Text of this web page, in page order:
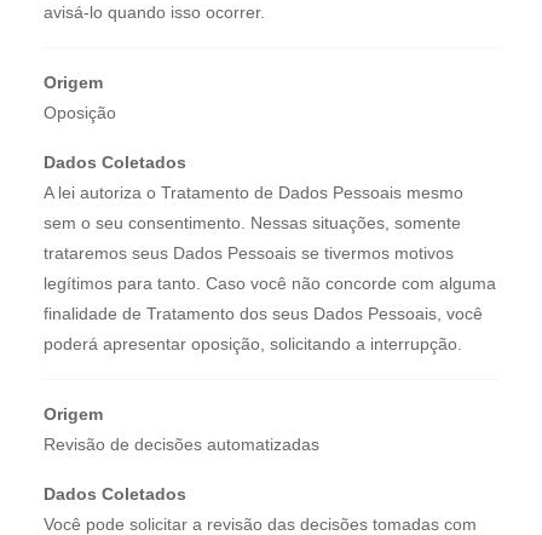
avisá-lo quando isso ocorrer.
Origem
Oposição
Dados Coletados
A lei autoriza o Tratamento de Dados Pessoais mesmo
sem o seu consentimento. Nessas situações, somente
trataremos seus Dados Pessoais se tivermos motivos
legítimos para tanto. Caso você não concorde com alguma
finalidade de Tratamento dos seus Dados Pessoais, você
poderá apresentar oposição, solicitando a interrupção.
Origem
Revisão de decisões automatizadas
Dados Coletados
Você pode solicitar a revisão das decisões tomadas com